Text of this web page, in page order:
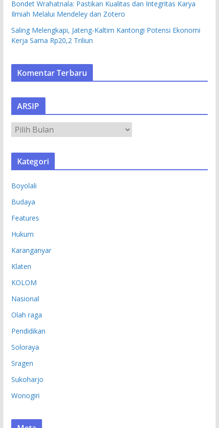
Bondet Wrahatnala: Pastikan Kualitas dan Integritas Karya
Ilmiah Melalui Mendeley dan Zotero
Saling Melengkapi, Jateng-Kaltim Kantongi Potensi Ekonomi
Kerja Sama Rp20,2 Triliun
Komentar Terbaru
ARSIP
R
S
Kategori
Boyolali
Budaya
Features
Hukum
Karanganyar
Klaten
KOLOM
Nasional
Olah raga
Pendidikan
Soloraya
Sragen
Sukoharjo
Wonogiri